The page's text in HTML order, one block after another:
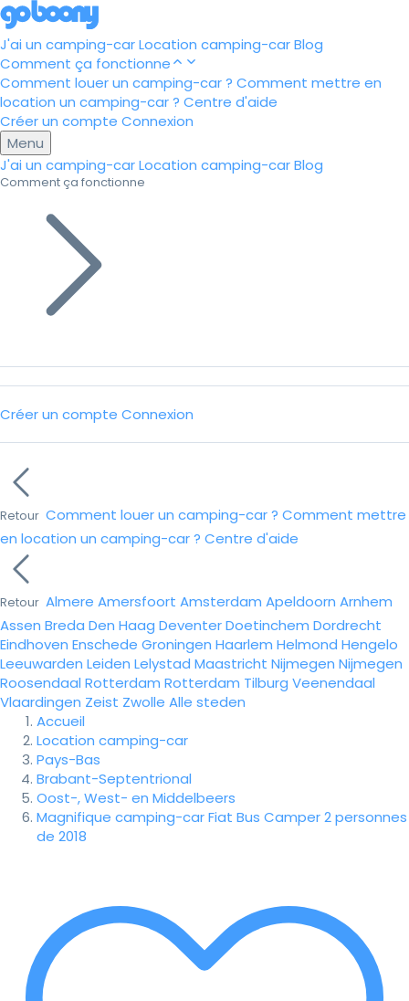
J'ai un camping-carLocation camping-carBlog
Comment ça fonctionne
Comment louer un camping-car ? Comment mettre en
location un camping-car ? Centre d'aide
Créer un compte Connexion
Menu
J'ai un camping-carLocation camping-carBlog
Comment ça fonctionne
Créer un compte Connexion
Retour Comment louer un camping-car ? Comment mettre
en location un camping-car ? Centre d'aide
Retour Almere Amersfoort Amsterdam Apeldoorn Arnhem
Assen Breda Den Haag DeventerDoetinchem Dordrecht
Eindhoven Enschede Groningen Haarlem Helmond Hengelo
Leeuwarden Leiden Lelystad Maastricht Nijmegen Nijmegen
Roosendaal Rotterdam Rotterdam Tilburg Veenendaal
Vlaardingen Zeist Zwolle Alle steden
Accueil
Location camping-car
Pays-Bas
Brabant-Septentrional
Oost-, West- en Middelbeers
Magnifique camping-car Fiat Bus Camper 2 personnes
de 2018